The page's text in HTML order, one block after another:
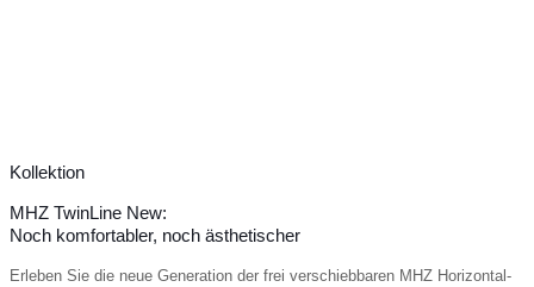
Kollektion
MHZ TwinLine New:
Noch komfortabler, noch ästhetischer
Erleben Sie die neue Generation der frei verschiebbaren MHZ Horizontal-